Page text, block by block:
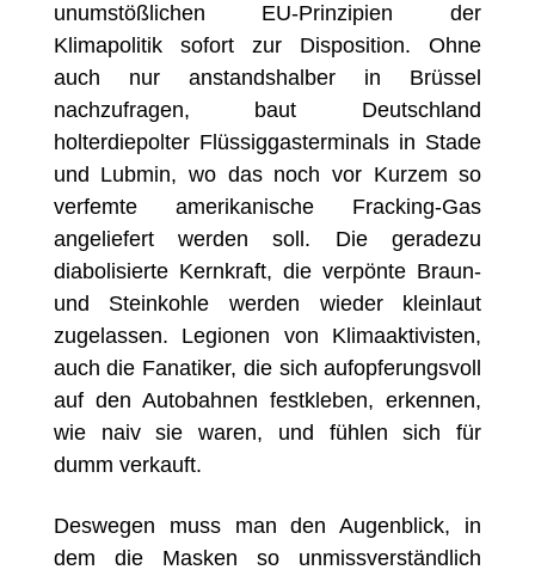
unumstößlichen EU-Prinzipien der
Klimapolitik sofort zur Disposition. Ohne
auch nur anstandshalber in Brüssel
nachzufragen, baut Deutschland
holterdiepolter Flüssiggasterminals in Stade
und Lubmin, wo das noch vor Kurzem so
verfemte amerikanische Fracking-Gas
angeliefert werden soll. Die geradezu
diabolisierte Kernkraft, die verpönte Braun-
und Steinkohle werden wieder kleinlaut
zugelassen. Legionen von Klimaaktivisten,
auch die Fanatiker, die sich aufopferungsvoll
auf den Autobahnen festkleben, erkennen,
wie naiv sie waren, und fühlen sich für
dumm verkauft.
Deswegen muss man den Augenblick, in
dem die Masken so unmissverständlich